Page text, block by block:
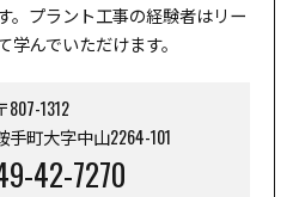
。プラント工事の経験者はリー
んでいただけます。
807-1312
町大字中山2264-101
42-7270